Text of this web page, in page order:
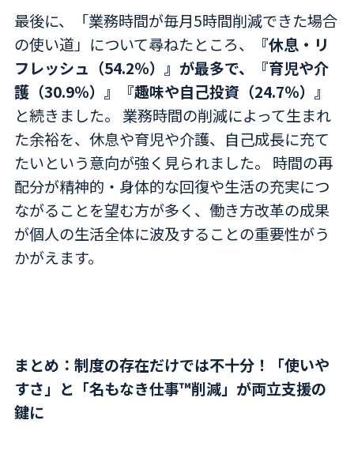
最後に、「業務時間が毎月5時間削減できた場合
の使い道」について尋ねたところ、
『休息・リ
フレッシュ（54.2％）』が最多で、『育児や介
護（30.9％）』『趣味や自己投資（24.7％）』
と続きました。 業務時間の削減によって生まれ
た余裕を、休息や育児や介護、自己成長に充て
たいという意向が強く見られました。 時間の再
配分が精神的・身体的な回復や生活の充実につ
ながることを望む方が多く、働き方改革の成果
が個人の生活全体に波及することの重要性がう
かがえます。
まとめ：制度の存在だけでは不十分！「使いや
すさ」と「名もなき仕事™削減」が両立支援の
鍵に